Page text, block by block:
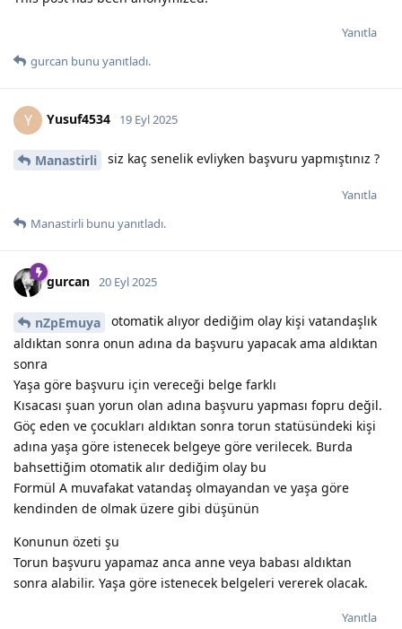
Yanıtla
gurcan bunu yanıtladı.
Y Yusuf4534 19 Eyl 2025
Manastirli siz kaç senelik evliyken başvuru yapmıştınız ?
Yanıtla
Manastirli bunu yanıtladı.
gurcan 20 Eyl 2025
nZpEmuya
otomatik alıyor dediğim olay kişi vatandaşlık
aldıktan sonra onun adına da başvuru yapacak ama aldıktan
sonra
Yaşa göre başvuru için vereceği belge farklı
Kısacası şuan yorun olan adına başvuru yapması fopru değil.
Göç eden ve çocukları aldıktan sonra torun statüsündeki kişi
adına yaşa göre istenecek belgeye göre verilecek. Burda
bahsettiğim otomatik alır dediğim olay bu
Formül A muvafakat vatandaş olmayandan ve yaşa göre
kendinden de olmak üzere gibi düşünün
Konunun özeti şu
Torun başvuru yapamaz anca anne veya babası aldıktan
sonra alabilir. Yaşa göre istenecek belgeleri vererek olacak.
Yanıtla